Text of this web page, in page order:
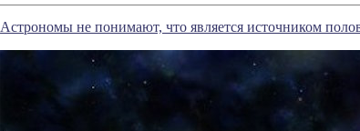
Астрономы не понимают, что является источником